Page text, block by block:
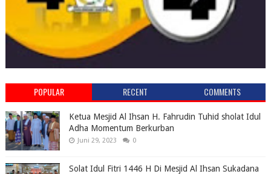
POPULAR RECENT COMMENTS
Ketua Mesjid Al Ihsan H. Fahrudin Tuhid sholat Idul
Adha Momentum Berkurban
Juni 29, 2023 0
Solat Idul Fitri 1446 H Di Mesjid Al Ihsan Sukadana